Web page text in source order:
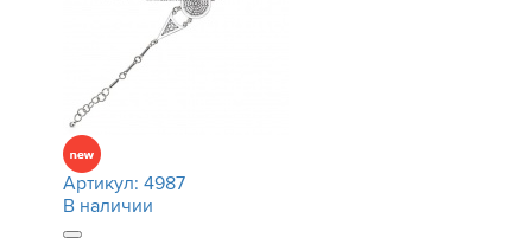
Артикул: 4987
В наличии